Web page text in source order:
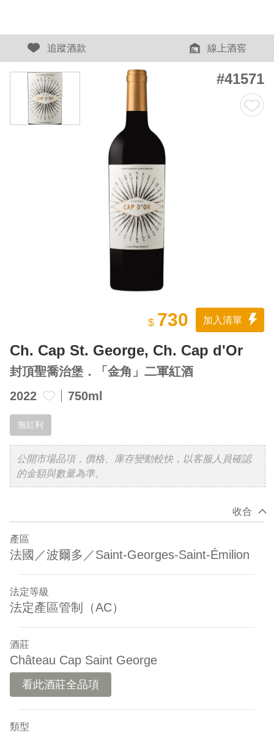
追蹤酒款 線上酒窖
#41571
$ 730 加入清單
Ch. Cap St. George, Ch. Cap d'Or
封頂聖喬治堡．「金角」二軍紅酒
2022
750ml
無紅利
公開市場品項，價格、庫存變動較快，以客服人員確認
的金額與數量為準。
收合
產區
法國／波爾多／Saint-Georges-Saint-Émilion
法定等級
法定產區管制（AC）
酒莊
Château Cap Saint George
看此酒莊全品項
類型